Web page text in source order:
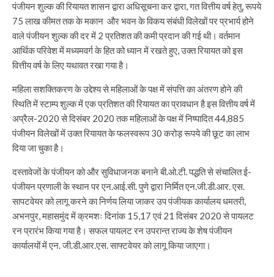
पंजीयन शुल्क की रियायत शासन द्वारा अधिसूचना कर द्वारा, गत वित्तीय वर्ष हेतु, रूपये
75 लाख कीमत तक के मकान और भवन के विकय संबंधी विलेखों पर प्रभार्य होने
वाले पंजीयन शुल्क की दर में 2 प्रतिशत की कमी प्रदान की गई थी। वर्तमान
आर्थिक परिवेश में मध्यमवर्ग के हित को ध्यान में रखते हुए, उक्त रियायत को इस
वित्तीय वर्ष के लिए यथावत रखा गया है।
महिला सशक्तिकरण के उद्देश्य से महिलाओं के पक्ष में संपत्ति का अंतरण होने की
स्थिति में स्टाम्प शुल्क में एक प्रतिशत की रियायत का प्रावधान है इस वित्तीय वर्ष में
अप्रैल-2020 से दिसंबर 2020 तक महिलाओं के पक्ष में निष्पादित 44,885
पंजीयन विलेखों में उक्त रियायत के फलस्वरूप 30 करोड़ रूपये की छूट का लाभ
दिया जा चुका है।
दस्तावेजों के पंजीयन को और सुविधाजनक बनाने बी.ओ.टी. पद्धति से संचालित ई-
पंजीयन प्रणाली के स्थान पर एन.आई.सी. पुणे द्वारा निर्मित एन.जी.डी.आर. एस.
सापटवेयर को लागू करने का निर्णय लिया जाकर उप पंजीयक कार्यालय धमतरी,
अभनपुर, महासमुंद में क्रमशः दिनांक 15,17 एवं 21 दिसंबर 2020 से पायलट
रन प्रारंभ किया गया है। सफल पायलट रन उपरान्त राज्य के शेष पंजीयन
कार्यालयों में एन. जी.डी.आर.एस. साफ्टवेयर को लागू किया जाएगा।